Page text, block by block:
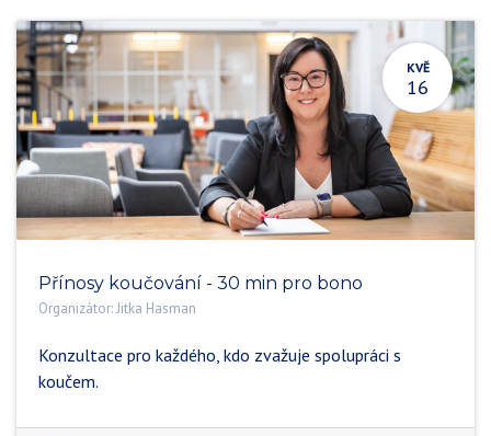
KVĚ
16
Přínosy koučování - 30 min pro bono
Organizátor:Jitka Hasman
Konzultace pro každého, kdo zvažuje spolupráci s
koučem.